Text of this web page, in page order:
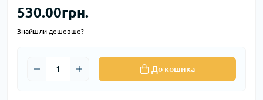
530.00грн.
Знайшли дешевше?
До кошика